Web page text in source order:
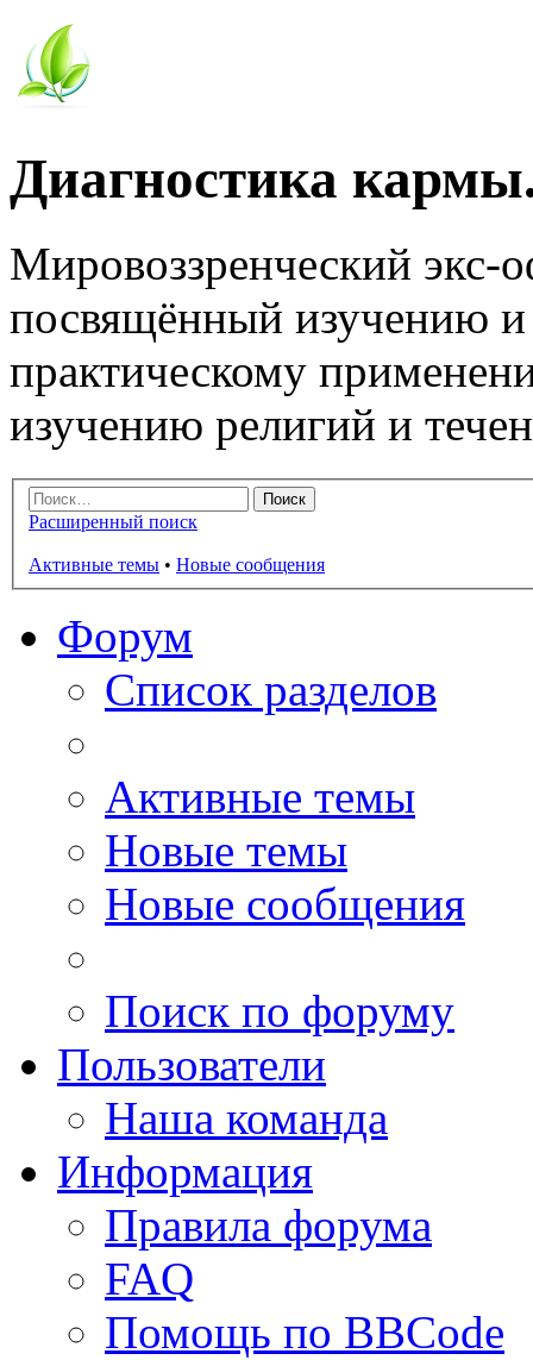
Диагностика
Мировоззренческий
посвящённый изучению
практическому
изучению религий и
Расширенный поиск
Активные темы • Новые сообщения
Форум
Список разделов
Активные темы
Новые темы
Новые сообщения
Поиск по форуму
Пользователи
Наша команда
Информация
Правила форума
FAQ
Помощь по BBCode